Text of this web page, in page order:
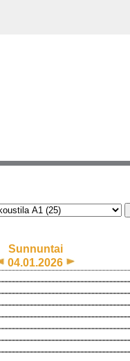
Sunnuntai
04.01.2026